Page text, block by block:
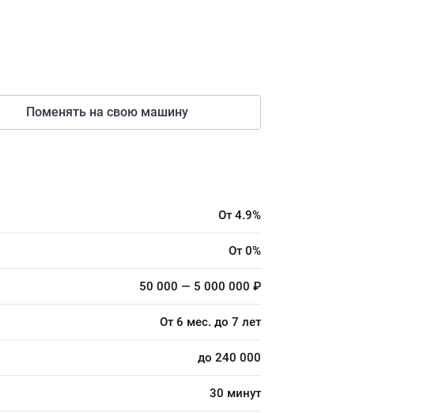
Поменять на свою машину
От 4.9%
От 0%
50 000 — 5 000 000 ₽
От 6 мес. до 7 лет
до 240 000
30 минут